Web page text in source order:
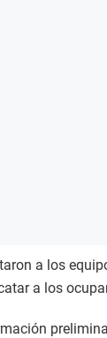
a los
a los